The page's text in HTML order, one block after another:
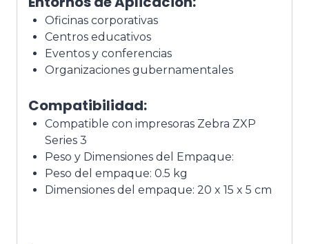
Oficinas corporativas
Centros educativos
Eventos y conferencias
Organizaciones gubernamentales
Compatibilidad:
Compatible con impresoras Zebra ZXP
Series 3
Peso y Dimensiones del Empaque:
Peso del empaque: 0.5 kg
Dimensiones del empaque: 20 x 15 x 5 cm